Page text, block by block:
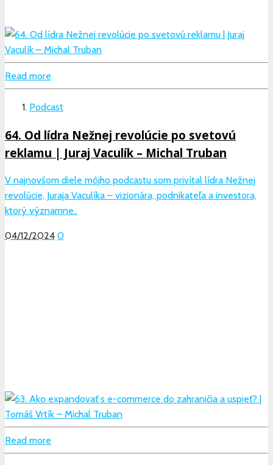
Read more
Podcast
64. Od lídra Nežnej revolúcie po svetovú
reklamu | Juraj Vaculík – Michal Truban
V najnovšom diele môjho podcastu som privítal lídra Nežnej
revolúcie, Juraja Vaculíka – vizionára, podnikateľa a investora,
ktorý významne..
04/12/2024 0
Read more